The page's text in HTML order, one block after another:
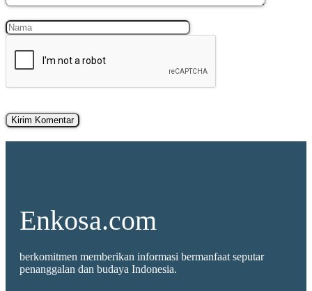
Nama Surel
Enkosa.com
berkomitmen memberikan informasi bermanfaat seputar
penanggalan dan budaya Indonesia.